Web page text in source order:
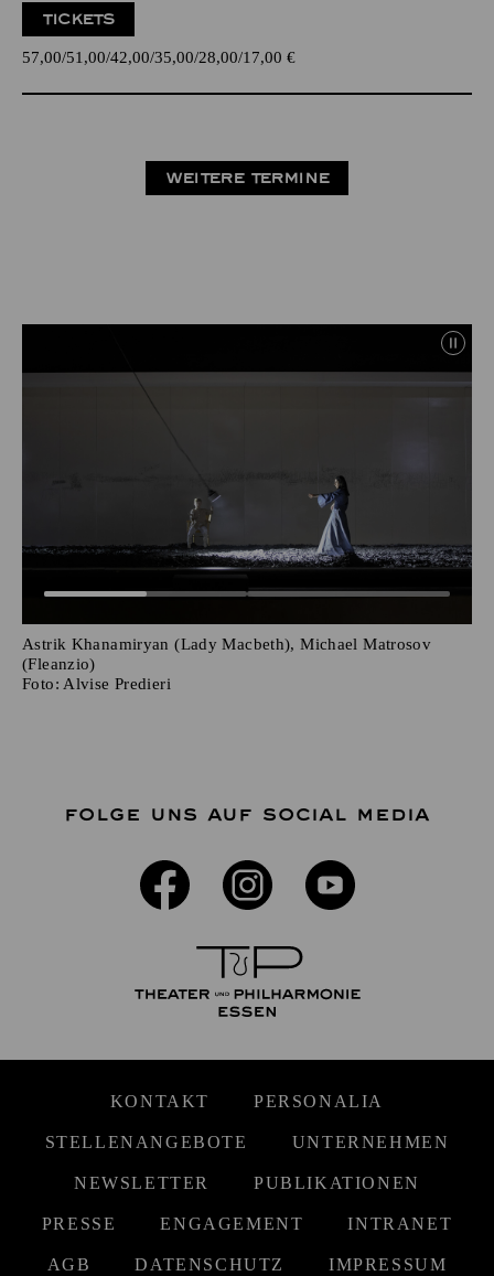
TICKETS
57,00 51,00 42,00 35,00 28,00 17,00 €
WEITERE TERMINE
Astrik Khanamiryan (Lady Macbeth), Michael Matrosov
(Fleanzio)
Foto: Alvise Predieri
FOLGE UNS AUF SOCIAL MEDIA
KONTAKT PERSONALIA
STELLENANGEBOTE UNTERNEHMEN
NEWSLETTER PUBLIKATIONEN
PRESSE ENGAGEMENT INTRANET
AGB DATENSCHUTZ IMPRESSUM